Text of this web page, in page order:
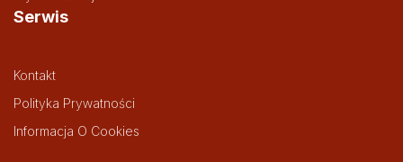
Serwis
Kontakt
Polityka Prywatności
Informacja O Cookies